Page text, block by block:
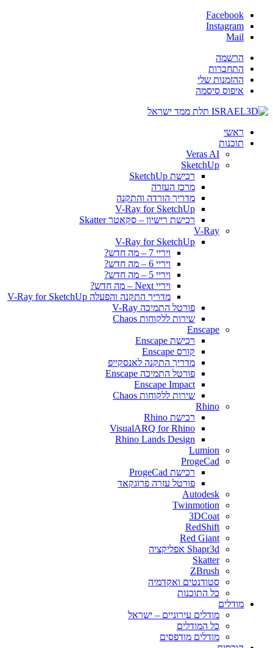
Facebook
Instagram
Mail
הרשמה
התחברות
ההזמנות שלי
איפוס סיסמה
ראשי
תוכנות
Veras AI
SketchUp
רכישת SketchUp
מרכז העזרה
מדריך הורדה והתקנה
V-Ray for SketchUp
רכישת רישיון – סקאטר Skatter
V-Ray
V-Ray for SketchUp
ויריי 7 – מה חדש?
ויריי 6 – מה חדש?
ויריי 5 – מה חדש?
ויריי Next – מה חדש?
מדריך התקנה והפעלה V-Ray for SketchUp
פורטל התמיכה V-Ray
שירות ללקוחות Chaos
Enscape
רכישת Enscape
קורס Enscape
מדריך התקנה לאנסקייפ
פורטל התמיכה Enscape
Enscape Impact
שירות ללקוחות Chaos
Rhino
רכישת Rhino
VisualARQ for Rhino
Rhino Lands Design
Lumion
ProgeCad
רכישת ProgeCad
פורטל עזרה פרוגקאד
Autodesk
Twinmotion
3DCoat
RedShift
Red Giant
Shapr3d אפליקציה
Skatter
ZBrush
סטודנטים ואקדמיה
כל התוכנות
מודלים
מודלים עירוניים – ישראל
כל המודלים
מודלים מודפסים